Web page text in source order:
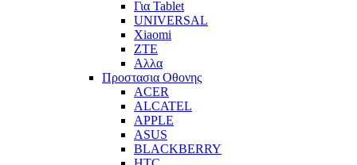
Για Tablet
UNIVERSAL
Xiaomi
ZTE
Αλλα
Προστασια Οθονης
ACER
ALCATEL
APPLE
ASUS
BLACKBERRY